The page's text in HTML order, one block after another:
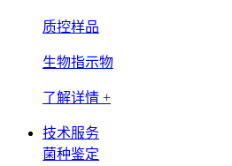
质控样品
生物指示物
了解详情 +
技术服务
菌种鉴定